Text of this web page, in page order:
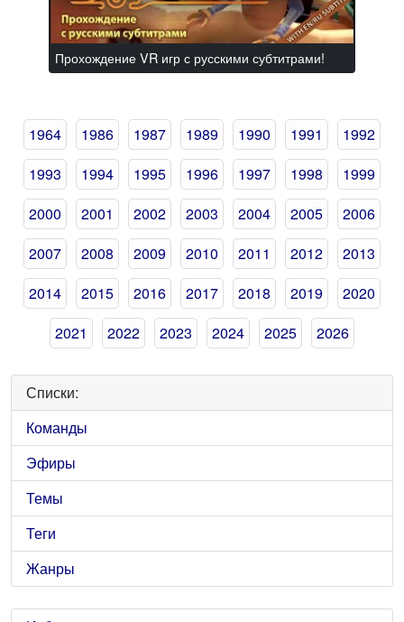
Прохождение VR игр с русскими субтитрами!
1964 1986 1987 1989 1990 1991
1992
1993
1994 1995 1996 1997 1998
1999
2000
2001 2002 2003 2004 2005
2006
2007
2008 2009 2010 2011 2012
2013
2014
2015 2016 2017 2018 2019
2020
2021
2022 2023 2024 2025 2026
Списки:
Команды
Эфиры
Темы
Теги
Жанры